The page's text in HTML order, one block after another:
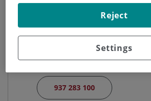
Hospital Quirónsalud del Vallès
Passeig Rubió i Ors, 23
937 283 100
Settings
Reject